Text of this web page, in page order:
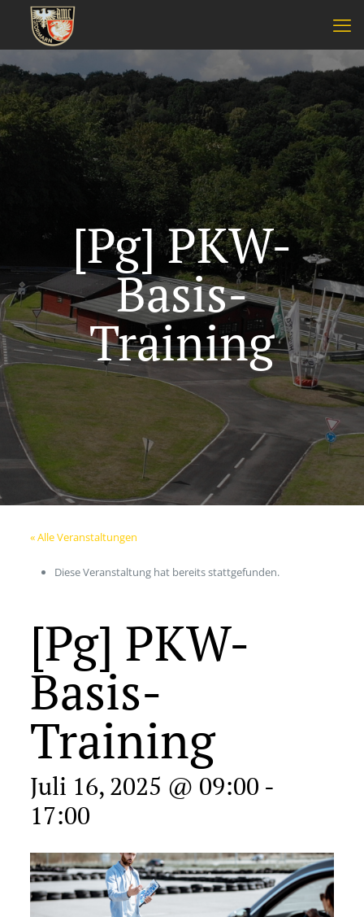
[Pg] PKW-
Basis-
Training
« Alle Veranstaltungen
Diese Veranstaltung hat bereits stattgefunden.
[Pg] PKW-
Basis-
Training
Juli 16, 2025 @ 09:00 -
17:00